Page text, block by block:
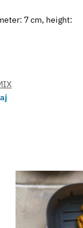
7 cm, height: